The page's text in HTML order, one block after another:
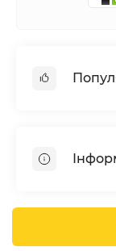
Системи
Інвертори
Відгуки про
Доставка та